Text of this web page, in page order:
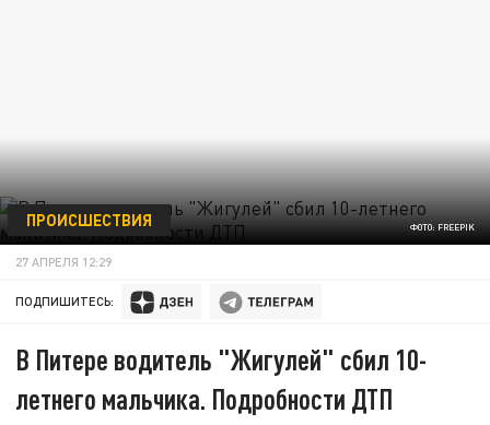
ФОТО: FREEPIK
ПРОИСШЕСТВИЯ
27 АПРЕЛЯ 12:29
ПОДПИШИТЕСЬ:
В Питере водитель "Жигулей" сбил 10-
летнего мальчика. Подробности ДТП